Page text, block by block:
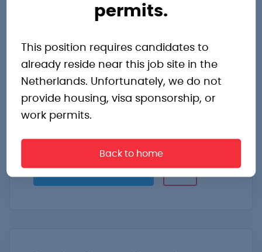
permits.
This position requires candidates to
already reside near this job site in the
Netherlands. Unfortunately, we do not
provide housing, visa sponsorship, or
work permits.
Back to home
voedingsindustrie en ontvang een
Roosendaal
€3.200,- tot €3.900,- p.m.
Voedingsmiddelen
Bekijk vacature